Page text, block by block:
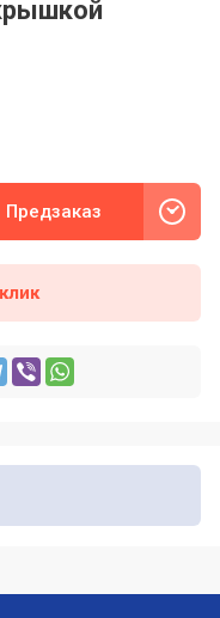
Предзаказ